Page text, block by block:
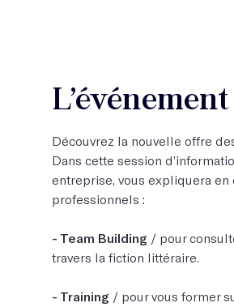
L’événement
Découvrez la nouvelle offre
Dans cette session
entreprise, vous expliquera
professionnels :
- Team Building / pour
travers la fiction littéraire.
- Training / pour vous former